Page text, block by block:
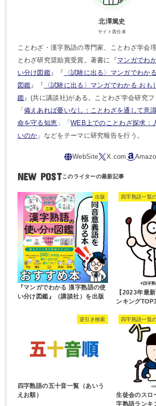
北澤篤史
サイト責任者
ことわざ・漢字熟語の専門家、ことわざ学会
とわざ研究奨励賞受賞。著書に『マンガでわ
い分け図鑑』『
〈試験に出る〉マンガでわか
図鑑』『
〈試験に出る〉マンガでわかる おも
鑑』(共に講談社)がある。ことわざ学会研究フ
「 備えあれば憂いなし：ことわざを通して意
命を守る知恵 」「 WEB上でのことわざ探求：
いのか 」などをテーマに研究報告を行う。
NEW POST
出版
『マンガでわかる 漢字熟語の使
い分け図鑑』（講談社）を出版
四字熟語一覧
【2023年最
ンキング
逆引き検索
四字熟語の五十音一覧（あいう
えお順）
四字熟語一覧
生徒会のスロ
字熟語ランキ